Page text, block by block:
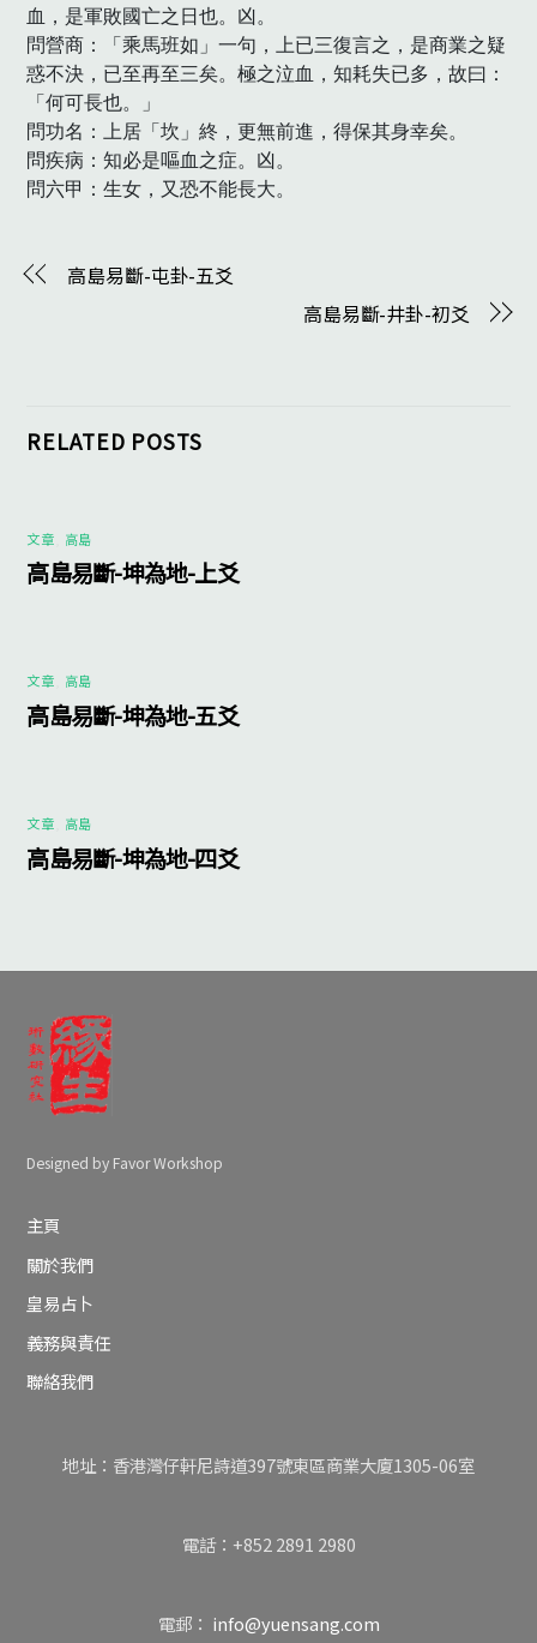
血，是軍敗國亡之日也。凶。
問營商：「乘馬班如」一句，上已三復言之，是商業之疑
惑不決，已至再至三矣。極之泣血，知耗失已多，故曰：
「何可長也。」
問功名：上居「坎」終，更無前進，得保其身幸矣。
問疾病：知必是嘔血之症。凶。
問六甲：生女，又恐不能長大。
高島易斷-屯卦-五爻
高島易斷-井卦-初爻
RELATED POSTS
文章 高島
高島易斷-坤為地-上爻
文章 高島
高島易斷-坤為地-五爻
文章 高島
高島易斷-坤為地-四爻
Designed by Favor Workshop
主頁
關於我們
皇易占卜
義務與責任
聯絡我們
地址：香港灣仔軒尼詩道397號東區商業大廈1305-06室
電話：+852 2891 2980
電郵： info@yuensang.com